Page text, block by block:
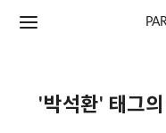
'박석환' 태그